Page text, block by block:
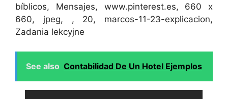
bíblicos, Mensajes, www.pinterest.es, 660 x
660, jpeg, , 20, marcos-11-23-explicacion,
Zadania lekcyjne
See also Contabilidad De Un Hotel Ejemplos